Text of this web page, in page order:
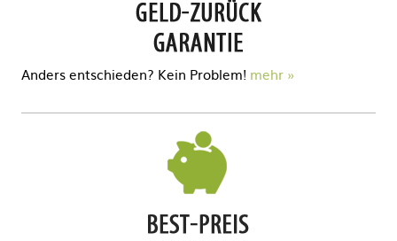
Anders entschieden? Kein Problem! mehr